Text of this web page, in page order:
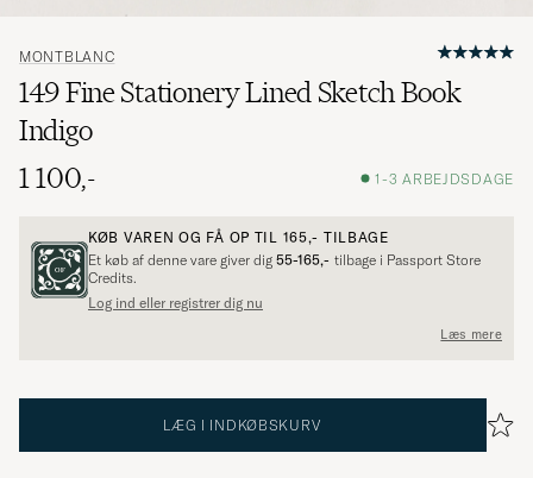
MONTBLANC
149 Fine Stationery Lined Sketch Book
Indigo
1 100,-
1-3 ARBEJDSDAGE
KØB VAREN OG FÅ OP TIL 165,- TILBAGE
Et køb af denne vare giver dig 55-165,- tilbage i Passport Store
Credits.
Log ind eller registrer dig nu
Læs mere
LÆG I INDKØBSKURV